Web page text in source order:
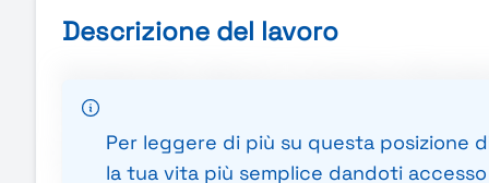
Descrizione del lavoro
specializzata nel settore degli interventi di
un:Geometra Ufficio Tecnico di Cantiere
€ 50.000. Ticket restaurant 7€ al giorno, più
Per leggere di più su questa posizione
la tua vita più semplice dandoti